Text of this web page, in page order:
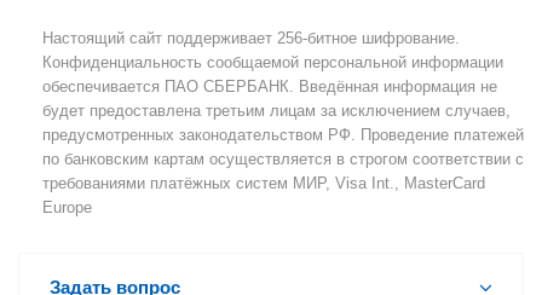
Настоящий сайт поддерживает 256-битное шифрование.
Конфиденциальность сообщаемой персональной информации
обеспечивается ПАО СБЕРБАНК. Введённая информация не
будет предоставлена третьим лицам за исключением случаев,
предусмотренных законодательством РФ. Проведение платежей
по банковским картам осуществляется в строгом соответствии с
требованиями платёжных систем МИР, Visa Int., MasterCard
Europe
Задать вопрос